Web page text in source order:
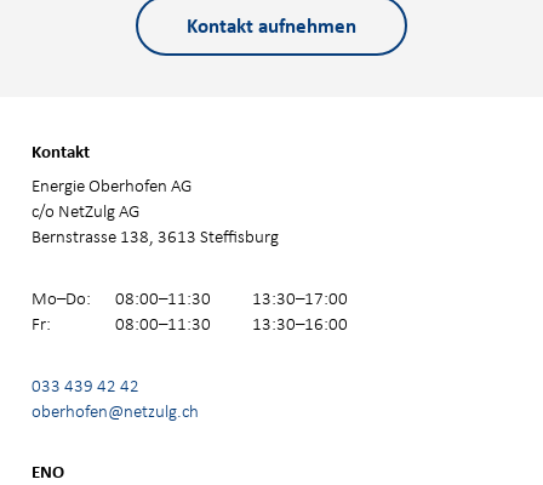
Kontakt aufnehmen
Kontakt
Energie Oberhofen AG
c/o NetZulg AG
Bernstrasse 138, 3613 Steffisburg
Mo–Do: 08:00–11:30
13:30–17:00
Fr:
08:00–11:30 13:30–16:00
033 439 42 42
oberhofen@netzulg.ch
ENO